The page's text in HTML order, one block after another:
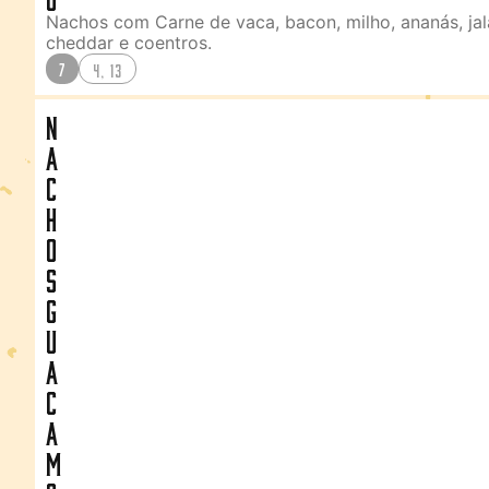
Nachos com Carne de vaca, bacon, milho, ananás,
cheddar e coentros.
7
4, 13
N
a
c
h
o
s
G
u
a
c
a
m